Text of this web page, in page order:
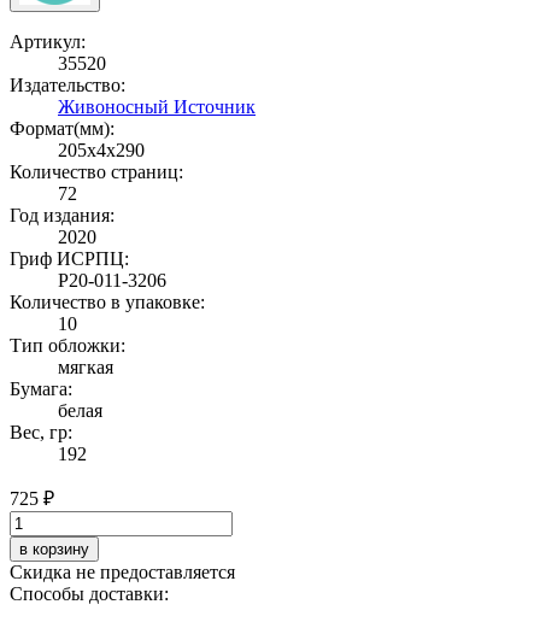
Артикул:
35520
Издательство:
Живоносный Источник
Формат(мм):
205x4x290
Количество страниц:
72
Год издания:
2020
Гриф ИСРПЦ:
Р20-011-3206
Количество в упаковке:
10
Тип обложки:
мягкая
Бумага:
белая
Вес, гр:
192
725 ₽
в корзину
Скидка не предоставляется
Способы доставки: